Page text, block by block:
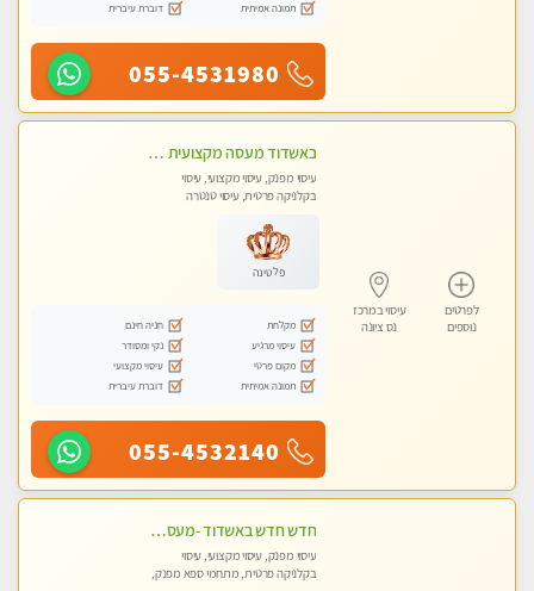
תמונה אמיתית
דוברת עיברית
055-4531980
לפרטים
נוספים
עיסוי במרכז
נס ציונה
באשדוד מעסה מקצועית צעירה ואיכותית לעיסוי מרגיע ומפנק VIP-מומלץ לחלוטין! פרטי! ​​​​​​ Highly recommended
עיסוי מפנק, עיסוי מקצועי, עיסוי
בקלניקה פרטית, עיסוי טנטרה
פלטינה
מקלחת
חניה חינם
עיסוי מרגיע
נקי ומסודר
מקום פרטי
עיסוי מקצועי
תמונה אמיתית
דוברת עיברית
055-4532140
חדש חדש באשדוד -מעסה מקצועית צעירה ואיכותית- ללא מין !!
עיסוי מפנק, עיסוי מקצועי, עיסוי
בקלניקה פרטית, מתחמי ספא מפנק,